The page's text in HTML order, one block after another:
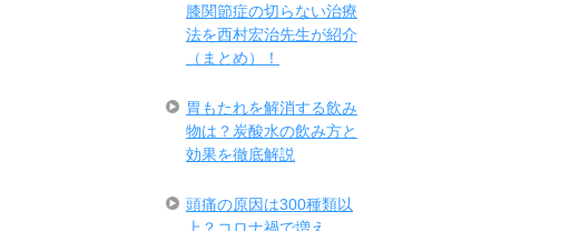
膝関節症の切らない治療
法を西村宏治先生が紹介
（まとめ）！
胃もたれを解消する飲み
物は？炭酸水の飲み方と
効果を徹底解説
頭痛の原因は300種類以
上？コロナ禍で増え